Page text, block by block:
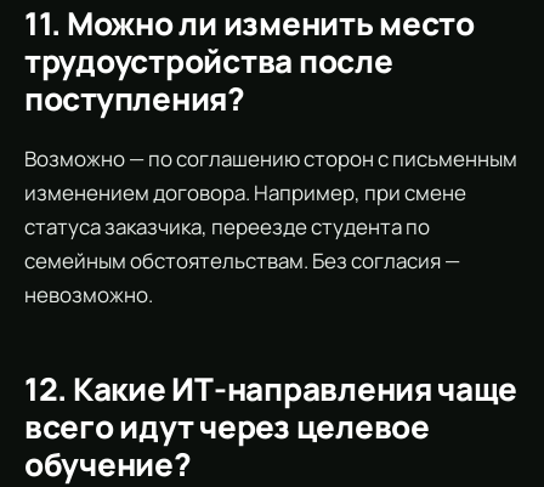
11. Можно ли изменить место
трудоустройства после
поступления?
Возможно — по соглашению сторон с письменным
изменением договора. Например, при смене
статуса заказчика, переезде студента по
семейным обстоятельствам. Без согласия —
невозможно.
12. Какие ИТ-направления чаще
всего идут через целевое
обучение?